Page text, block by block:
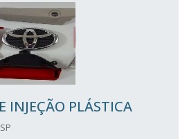
INJEÇÃO PLÁSTICA